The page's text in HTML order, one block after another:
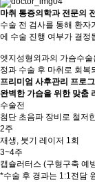
마취 통증의학과 전문의
수술 전 검사를 통해 환
에 수술 진행 여부가 결정
엣지성형외과의 가슴수
정과 수술 후 마취로 회복
프리미엄 사후관리 프로
완벽한 가슴을 위한 맞춤
수술전
첨단 초음파 장비로 철저
2주
재생, 붓기 레이저 1회
3~4주
캡슐러터스 (구형구축 예
*수술 후 경과는 1:1전담